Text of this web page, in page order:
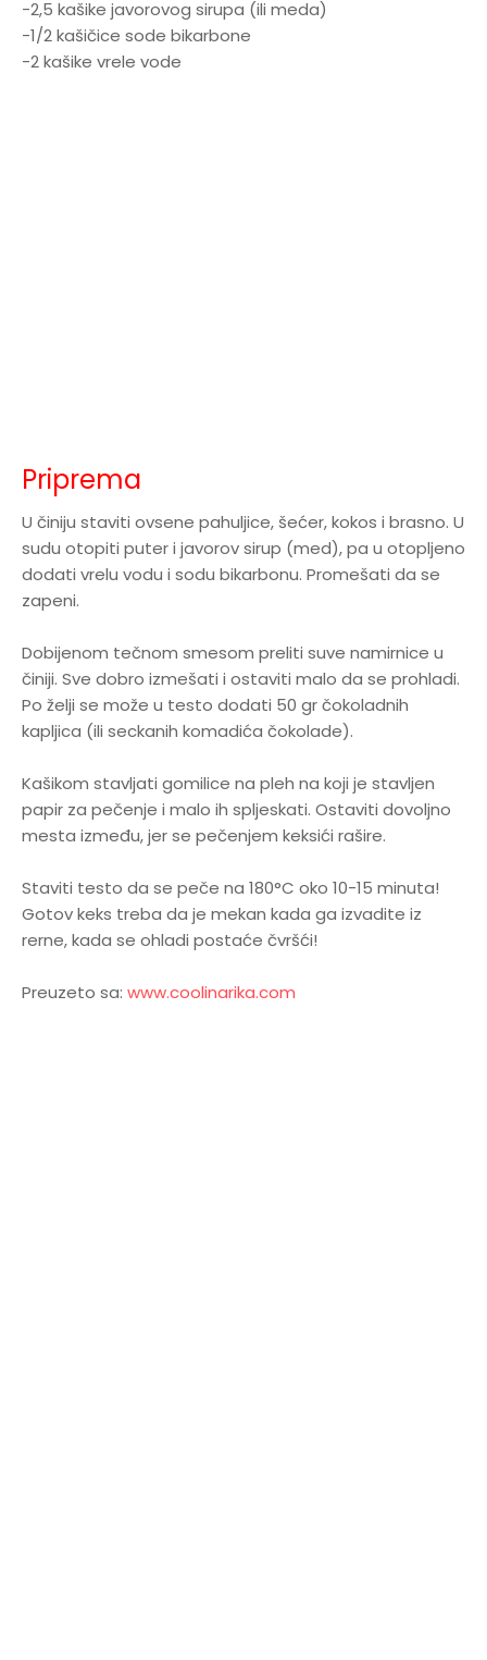
-2,5 kašike javorovog sirupa (ili meda)
-1/2 kašičice sode bikarbone
-2 kašike vrele vode
Priprema
U činiju staviti ovsene pahuljice, šećer, kokos i brasno. U
sudu otopiti puter i javorov sirup (med), pa u otopljeno
dodati vrelu vodu i sodu bikarbonu. Promešati da se
zapeni.
Dobijenom tečnom smesom preliti suve namirnice u
činiji. Sve dobro izmešati i ostaviti malo da se prohladi.
Po želji se može u testo dodati 50 gr čokoladnih
kapljica (ili seckanih komadića čokolade).
Kašikom stavljati gomilice na pleh na koji je stavljen
papir za pečenje i malo ih spljeskati. Ostaviti dovoljno
mesta između, jer se pečenjem keksići rašire.
Staviti testo da se peče na 180°C oko 10-15 minuta!
Gotov keks treba da je mekan kada ga izvadite iz
rerne, kada se ohladi postaće čvršći!
Preuzeto sa: www.coolinarika.com